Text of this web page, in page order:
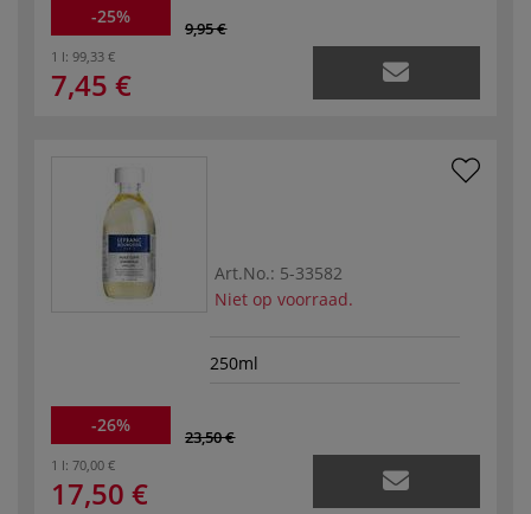
-25%
9,95 €
1 l: 99,33 €
7,45 €
Art.No.: 5-33582
Niet op voorraad.
250ml
-26%
23,50 €
1 l: 70,00 €
17,50 €